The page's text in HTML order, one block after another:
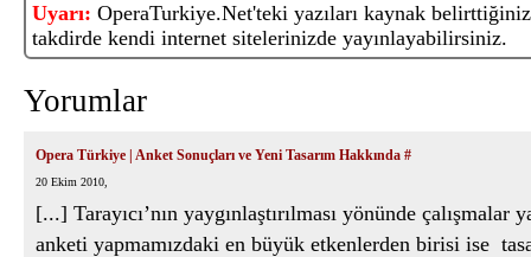
Uyarı: OperaTurkiye.Net'teki yazıları kaynak belirttiğiniz
takdirde kendi internet sitelerinizde yayınlayabilirsiniz.
Yorumlar
Opera Türkiye | Anket Sonuçları ve Yeni Tasarım Hakkında #
20 Ekim 2010,
[...] Tarayıcı’nın yaygınlaştırılması yönünde çalışmalar
anketi yapmamızdaki en büyük etkenlerden birisi ise